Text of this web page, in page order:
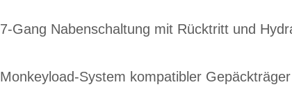
7-Gang Nabenschaltung mit Rücktritt und
Monkeyload-System kompatibler Gepäckträger